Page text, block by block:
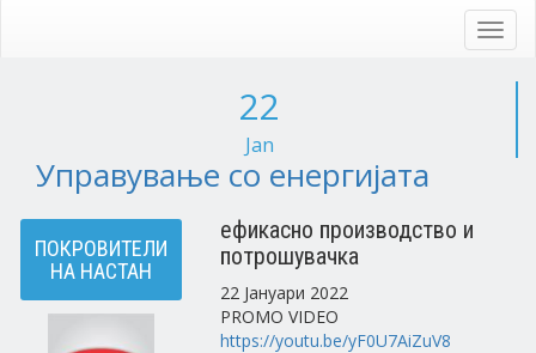
22
Jan
Управување со енергијата
ПОКРОВИТЕЛИ
НА НАСТАН
ефикасно производство и
потрошувачка
22 Јануари 2022
PROMO VIDEO
https://youtu.be/yF0U7AiZuV8